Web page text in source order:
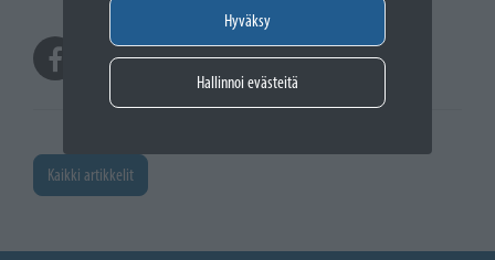
Hyväksy
Hallinnoi evästeitä
Kaikki artikkelit